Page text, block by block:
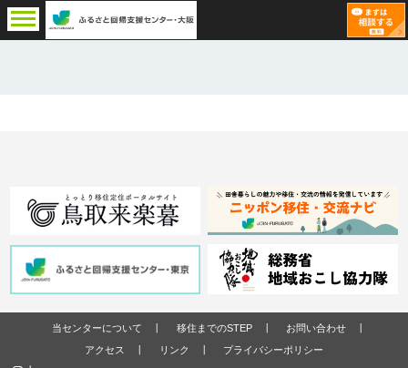
当センターについて 移住までのSTEP
お問い合わせ
アクセス
リンク プライバシーポリシー